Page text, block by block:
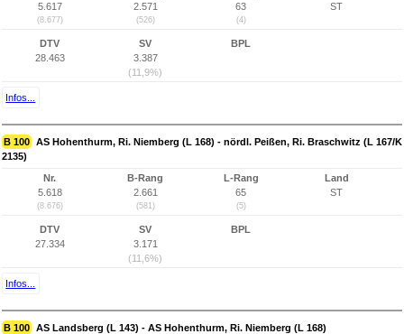
5.617
(8.677)
2.571
(526)
63
(4)
ST
DTV
28.463
SV
3.387
(11,9%)
BPL
Infos...
B 100 AS Hohenthurm, Ri. Niemberg (L 168) - nördl. Peißen, Ri. Braschwitz (L 167/K
2135)
Nr.
5.618
(8.676)
B-Rang
2.661
(581)
L-Rang
65
(5)
Land
ST
DTV
27.334
SV
3.171
(11,6%)
BPL
Infos...
B 100 AS Landsberg (L 143) - AS Hohenthurm, Ri. Niemberg (L 168)